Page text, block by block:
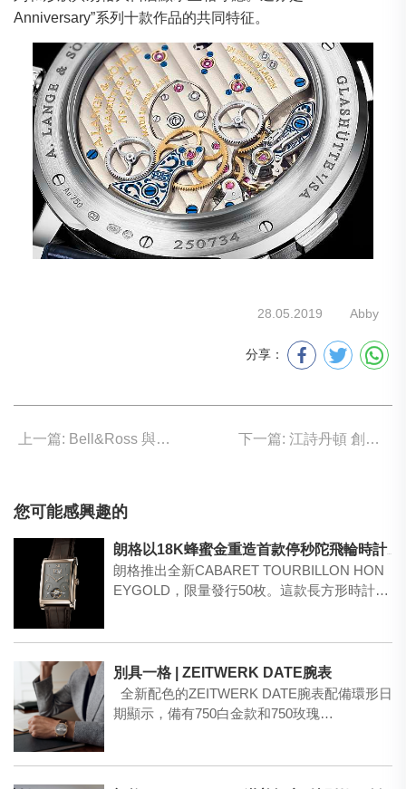
Anniversary”系列十款作品的共同特征。
28.05.2019 Abby
分享：
上一篇: Bell&Ross 與雷諾F1車隊全新腕表 下一篇: 江詩丹頓 創新認證
您可能感興趣的
朗格推出全新CABARET TOURBILLON HON
EYGOLD，限量發行50枚。這款長方形時計…
別具一格 | ZEITWERK DATE腕表
全新配色的ZEITWERK DATE腕表配備環形日
期顯示，備有750白金款和750玫瑰…